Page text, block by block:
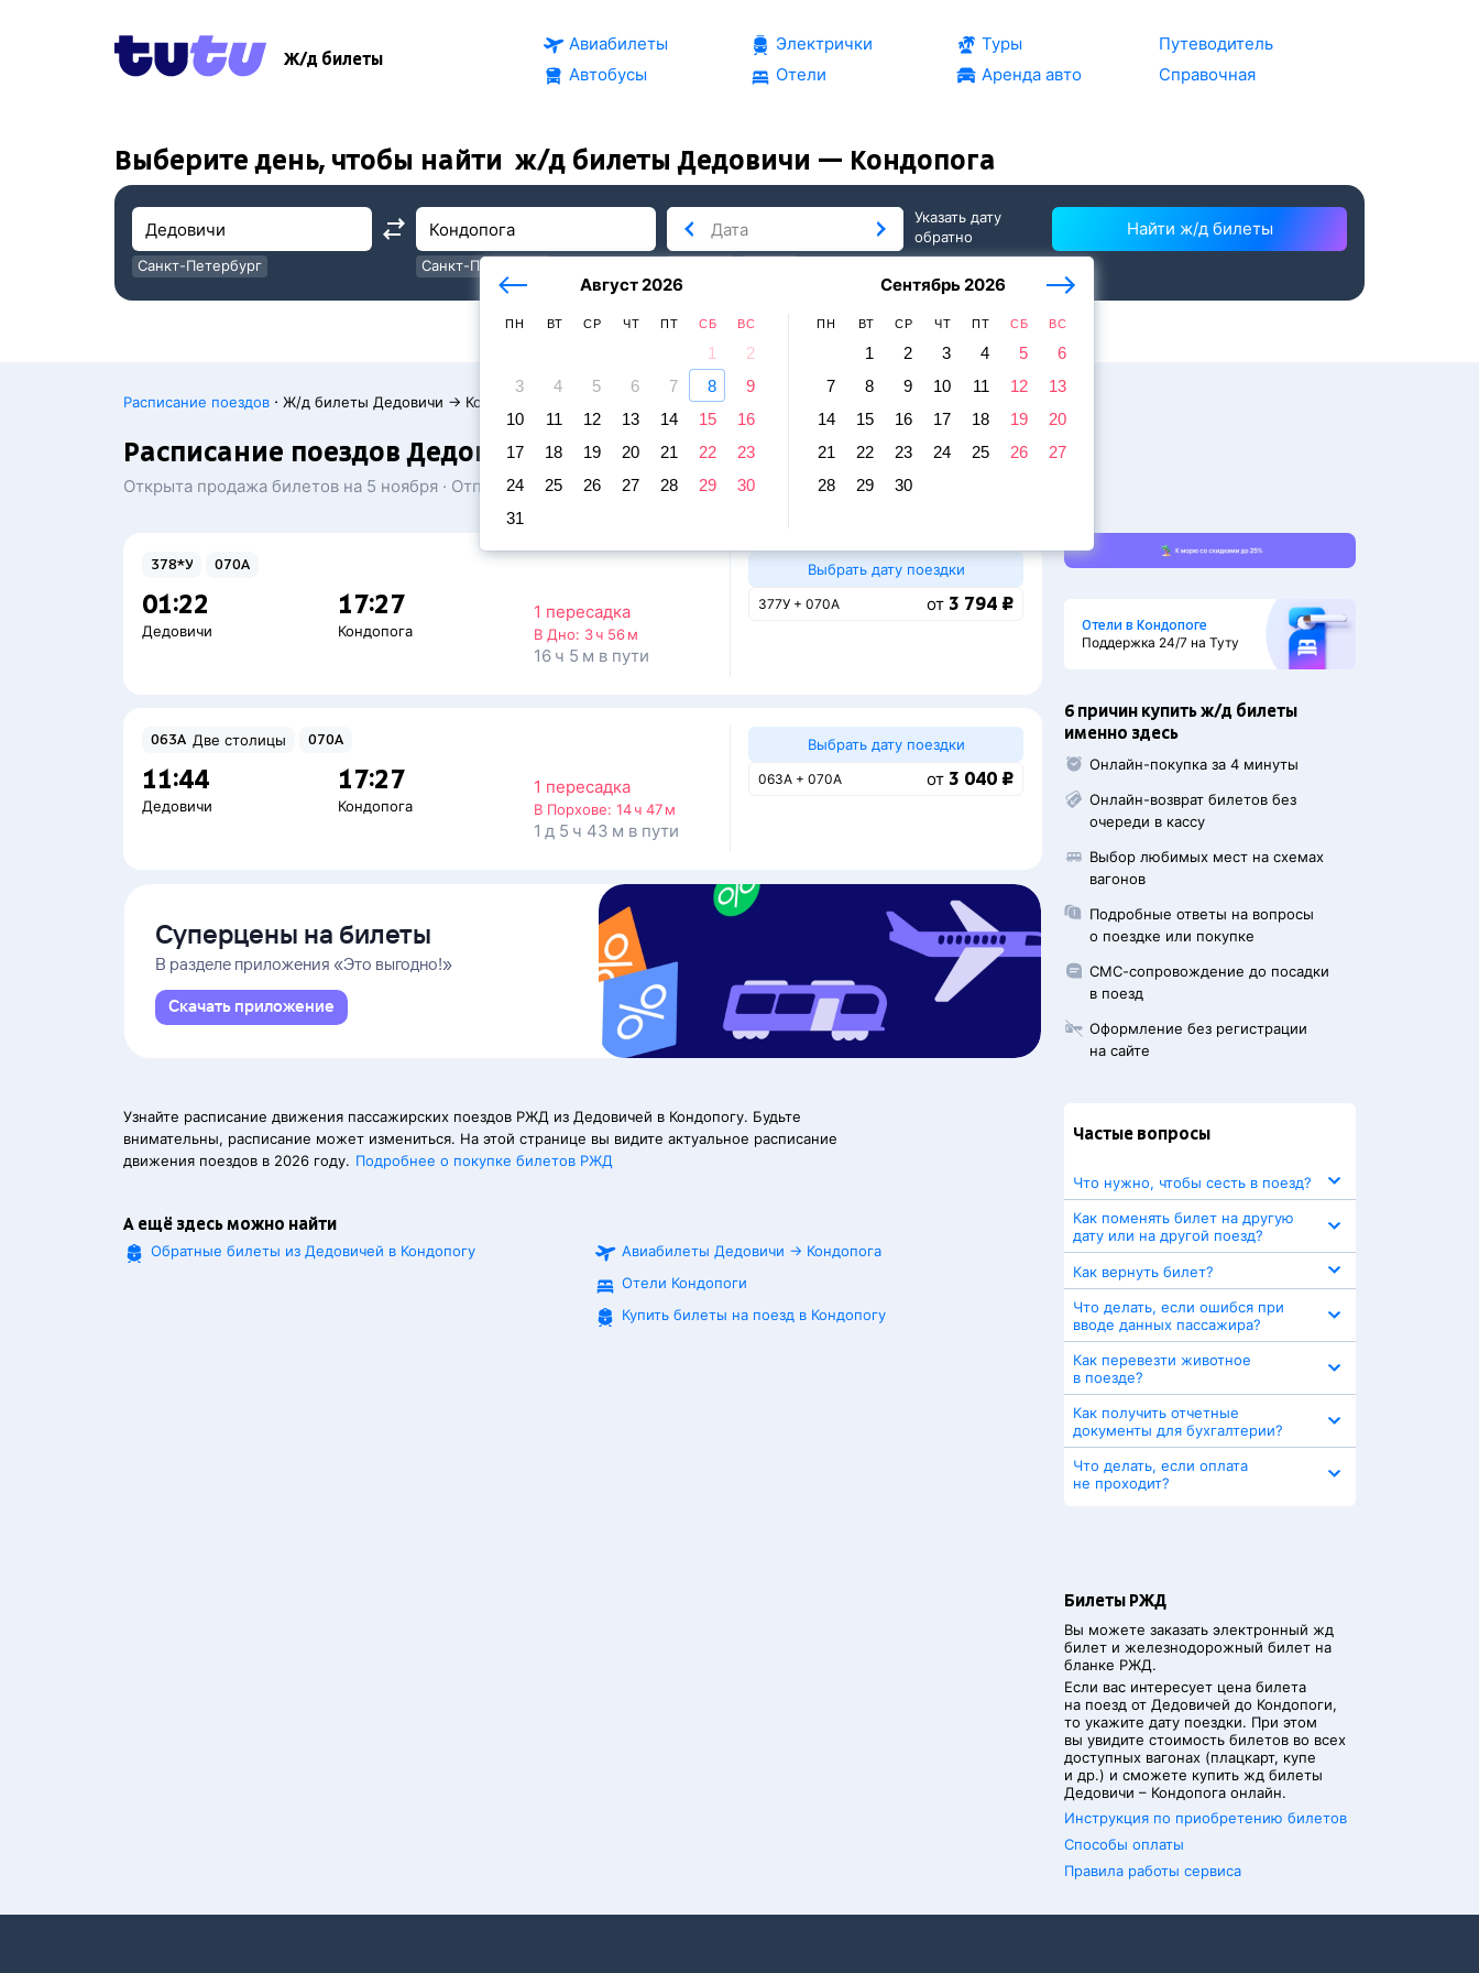
Ж/д билеты
Авиабилеты
Автобусы
Электрички
Отели
Туры
Аренда авто
Путеводитель
Справочная
Выберите день, чтобы найти ж/д билеты Дедовичи — Кондопога
Санкт-Петербург
Санкт-Петербург
Август 2026
ПН ВТ СР ЧТ ПТ СБ ВС
1
2
3
4 5 6 7 8
9
10
11 12 13 14 15
16
17
18 19 20 21 22
23
24
25 26 27 28 29
30
31
Сентябрь 2026
ПН ВТ СР ЧТ ПТ СБ ВС
1 2 3 4 5
6
7
8 9 10 11 12
13
14
15 16 17 18 19
20
21
22 23 24 25 26
27
28
29 30
послезавтра
Указать дату
обратно
Найти ж/д билеты
Расписание поездов · Ж/д билеты Дедовичи → Кондопога
Расписание поездов Дедовичи — Кондопога
Открыта продажа билетов на 5 ноября · Отправление и прибытие по местному времени. Цены за 1 пассажира
378*У 070А
01:22
Дедовичи
17:27
Кондопога
1 пересадка
В Дно: 3 ч 56 м
16 ч 5 м в пути
Выбрать дату поездки
377У + 070А от 3 794 ₽
063А Две столицы 070А
11:44
Дедовичи
17:27
Кондопога
1 пересадка
В Порхове: 14 ч 47 м
1 д 5 ч 43 м в пути
Выбрать дату поездки
063А + 070А от 3 040 ₽
Суперцены на билеты
В разделе приложения «Это выгодно!»
Скачать приложение
Узнайте расписание движения пассажирских поездов РЖД из Дедовичей в Кондопогу. Будьте
внимательны, расписание может измениться. На этой странице вы видите актуальное расписание
движения поездов в 2026 году. Подробнее о покупке билетов РЖД
А ещё здесь можно найти
Обратные билеты из Дедовичей в Кондопогу Авиабилеты Дедовичи → Кондопога
Отели Кондопоги
Купить билеты на поезд в Кондопогу
Отели в Кондопоге
Поддержка 24/7 на Туту
6 причин купить ж/д билеты
именно здесь
Онлайн-покупка за 4 минуты
Онлайн-возврат билетов без
очереди в кассу
Выбор любимых мест на схемах
вагонов
Подробные ответы на вопросы
о поездке или покупке
СМС-сопровождение до посадки
в поезд
Оформление без регистрации
на сайте
Частые вопросы
Что нужно, чтобы сесть в поезд?
Как поменять билет на другую
дату или на другой поезд?
Как вернуть билет?
Что делать, если ошибся при
вводе данных пассажира?
Как перевезти животное
в поезде?
Как получить отчетные
документы для бухгалтерии?
Что делать, если оплата
не проходит?
Билеты РЖД
Вы можете заказать электронный жд
билет и железнодорожный билет на
бланке РЖД.
Если вас интересует цена билета
на поезд от Дедовичей до Кондопоги,
то укажите дату поездки. При этом
вы увидите стоимость билетов во всех
доступных вагонах (плацкарт, купе
и др.) и сможете купить жд билеты
Дедовичи – Кондопога онлайн.
Инструкция по приобретению билетов
Способы оплаты
Правила работы сервиса